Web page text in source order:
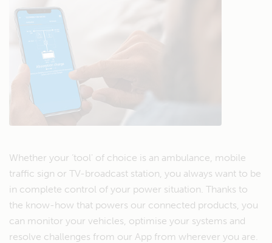
Whether your ‘tool' of choice is an ambulance, mobile
traffic sign or TV-broadcast station, you always want to be
in complete control of your power situation. Thanks to
the know-how that powers our connected products, you
can monitor your vehicles, optimise your systems and
resolve challenges from our App from wherever you are.